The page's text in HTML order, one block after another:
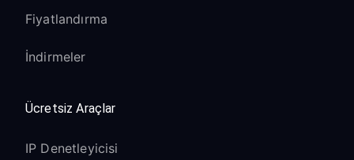
Fiyatlandırma
İndirmeler
Ücretsiz Araçlar
IP Denetleyicisi